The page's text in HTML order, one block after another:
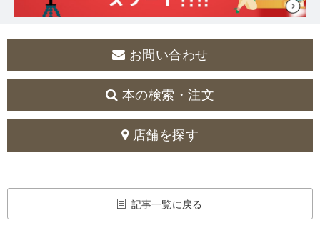
お問い合わせ
本の検索・注文
店舗を探す
記事一覧に戻る